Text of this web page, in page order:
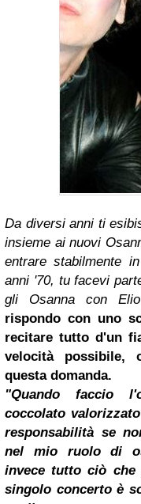
Da diversi anni ti
insieme ai nuovi
entrare stabilmente
anni '70, tu facevi
gli Osanna con
rispondo con uno
recitare tutto d'un
velocità possibile,
questa domanda.
"Quando faccio
coccolato
responsabilità se
nel mio ruolo di
invece tutto ciò
singolo concerto è